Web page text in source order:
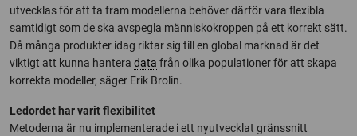
utvecklas för att ta fram modellerna behöver därför vara flexibla
samtidigt som de ska avspegla människokroppen på ett korrekt sätt.
Då många produkter idag riktar sig till en global marknad är det
viktigt att kunna hantera data från olika populationer för att skapa
korrekta modeller, säger Erik Brolin.
Ledordet har varit flexibilitet
Metoderna är nu implementerade i ett nyutvecklat gränssnitt